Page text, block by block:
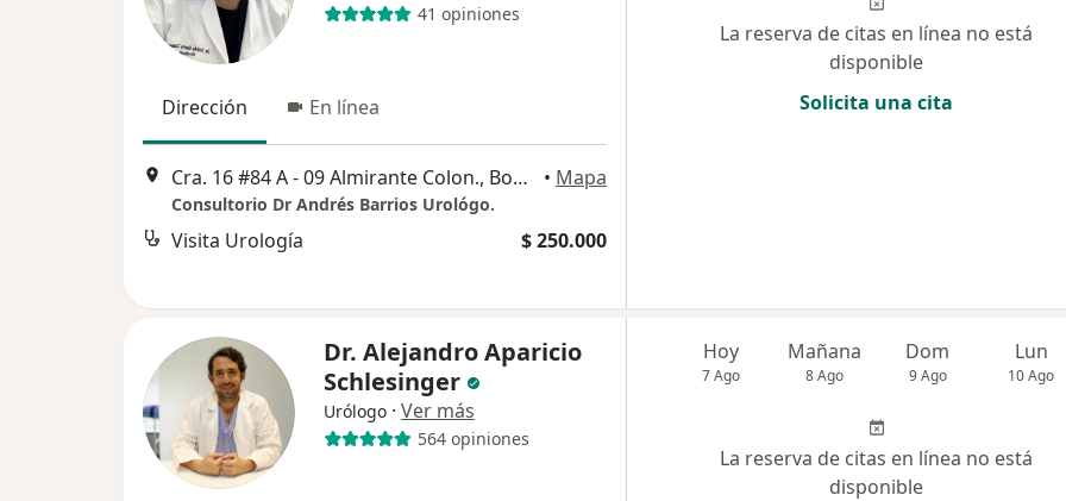
41 opiniones
Dirección En línea
Cra. 16 #84 A - 09 Almirante Colon., Bogotá • Mapa
Consultorio Dr Andrés Barrios Urológo.
Visita Urología $ 250.000
La reserva de citas en línea no está
disponible
Solicita una cita
Dr. Alejandro Aparicio
Schlesinger
Urólogo · Ver más
564 opiniones
Hoy
7 Ago
Mañana
8 Ago
Dom
9 Ago
Lun
10 Ago
La reserva de citas en línea no está
disponible